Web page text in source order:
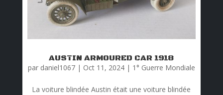
AUSTIN ARMOURED CAR 1918
par daniel1067| Oct 11, 2024| 1° Guerre Mondiale
La voiture blindée Austin était une voiture blindée